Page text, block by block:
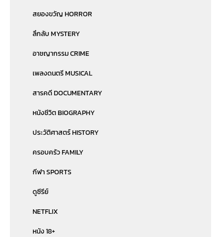
สยองขวัญ HORROR
ลึกลับ MYSTERY
อาชญากรรม CRIME
เพลงดนตรี MUSICAL
สารคดี DOCUMENTARY
หนังชีวิต BIOGRAPHY
ประวัติศาสตร์ HISTORY
ครอบครัว FAMILY
กีฬา SPORTS
ดูซีรีย์
NETFLIX
หนัง 18+